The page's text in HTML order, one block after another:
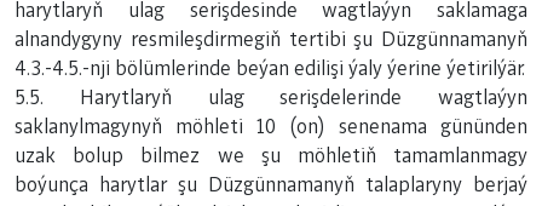
harytlaryň ulag serişdesinde wagtlaýyn saklamaga
alnandygyny resmileşdirmegiň tertibi şu Düzgünnamanyň
4.3.-4.5.-nji bölümlerinde beýan edilişi ýaly ýerine ýetirilýär.
5.5. Harytlaryň ulag serişdelerinde wagtlaýyn
saklanylmagynyň möhleti 10 (on) senenama gününden
uzak bolup bilmez we şu möhletiň tamamlanmagy
boýunça harytlar şu Düzgünnamanyň talaplaryny berjaý